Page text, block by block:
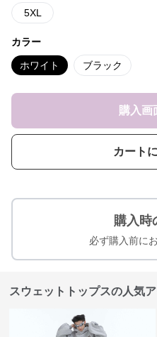
5XL
カラー
ホワイト ブラック
購入画
カート
購入時
必ず購入前に
スウェットトップスの人気